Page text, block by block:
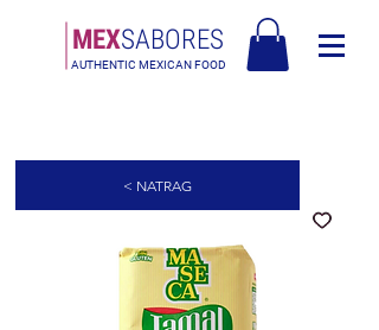
MEXSABORES
AUTHENTIC MEXICAN FOOD
< NATRAG